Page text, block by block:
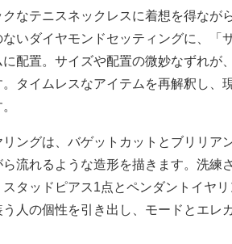
なテニスネックレスに着想を得なが
いダイヤモンドセッティングに、「
配置。サイズや配置の微妙なずれが
タイムレスなアイテムを再解釈し、
ングは、バゲットカットとブリリア
流れるような造形を描きます。洗練
スタッドピアス1点とペンダントイヤ
人の個性を引き出し、モードとエレ